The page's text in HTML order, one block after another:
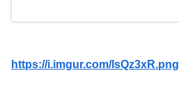
https://i.imgur.com/lsQz3xR.png